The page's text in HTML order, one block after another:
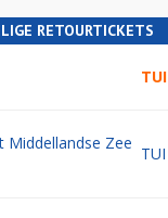
RETOURTICKETS
TUI
Middellandse Zee
TUI